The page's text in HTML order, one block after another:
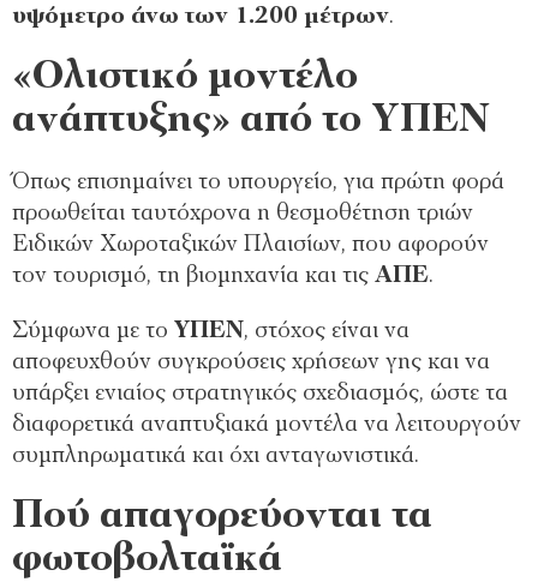
υψόμετρο άνω των 1.200 μέτρων.
«Ολιστικό μοντέλο
ανάπτυξης» από το ΥΠΕΝ
Όπως επισημαίνει το υπουργείο, για πρώτη φορά
προωθείται ταυτόχρονα η θεσμοθέτηση τριών
Ειδικών Χωροταξικών Πλαισίων, που αφορούν
τον τουρισμό, τη βιομηχανία και τις ΑΠΕ.
Σύμφωνα με το ΥΠΕΝ, στόχος είναι να
αποφευχθούν συγκρούσεις χρήσεων γης και να
υπάρξει ενιαίος στρατηγικός σχεδιασμός, ώστε τα
διαφορετικά αναπτυξιακά μοντέλα να λειτουργούν
συμπληρωματικά και όχι ανταγωνιστικά.
Πού απαγορεύονται τα
φωτοβολταϊκά